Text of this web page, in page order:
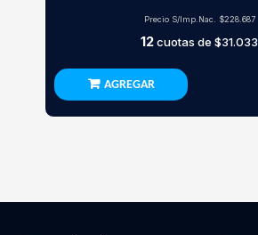
Precio S/Imp.Nac. $228.687
12cuotas de $31.033
AGREGAR